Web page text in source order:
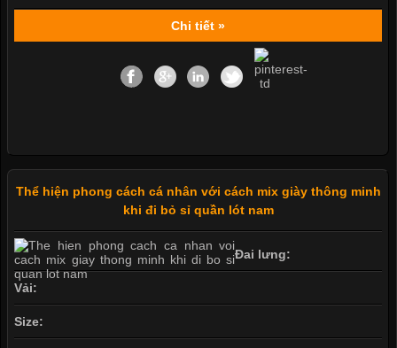
Chi tiết »
Thể hiện phong cách cá nhân với cách mix giày thông minh
khi đi bỏ sỉ quần lót nam
Đai lưng:
Vải:
Size: